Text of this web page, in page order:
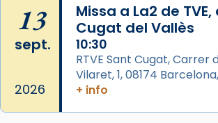
📸 Dr. G. Simón
View on Facebook · Share
Arquebisbat de Barcelona
13
sept.
2026
Missa a La2 de
Cugat del Vallès
10:30
RTVE Sant Cugat, Carrer
Vilaret, 1, 08174
+ info